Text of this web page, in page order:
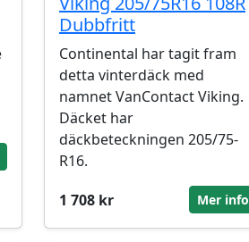
Dubbfritt
Continental har tagit fram
detta vinterdäck med
namnet VanContact Viking.
Däcket har
däckbeteckningen 205/75-
R16.
1 708 kr
Mer info